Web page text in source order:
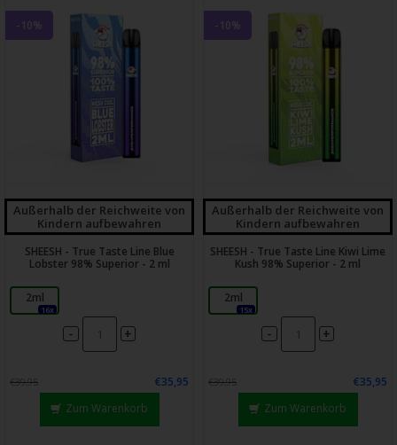
-10%
Außerhalb der Reichweite von
Kindern aufbewahren
SHEESH - True Taste Line Blue
Lobster 98% Superior - 2 ml
2ml
16x
- +
€39,95
€35,95
Zum Warenkorb
-10%
Außerhalb der Reichweite von
Kindern aufbewahren
SHEESH - True Taste Line Kiwi Lime
Kush 98% Superior - 2 ml
2ml
15x
- +
€39,95
€35,95
Zum Warenkorb